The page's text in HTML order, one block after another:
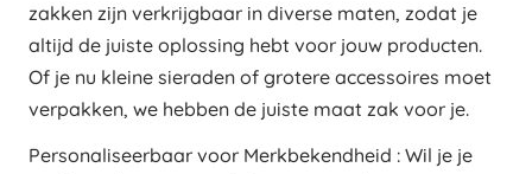
zakken zijn verkrijgbaar in diverse maten, zodat je
altijd de juiste oplossing hebt voor jouw producten.
Of je nu kleine sieraden of grotere accessoires moet
verpakken, we hebben de juiste maat zak voor je.
Personaliseerbaar voor Merkbekendheid : Wil je je